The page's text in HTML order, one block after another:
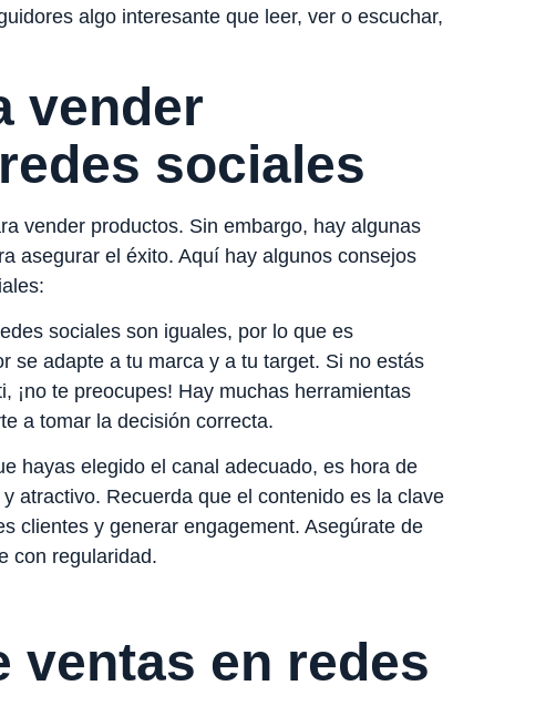
algo interesante que leer, ver o escuchar,
vender
sociales
vender productos. Sin embargo, hay algunas
asegurar el éxito. Aquí hay algunos consejos
sociales son iguales, por lo que es
se adapte a tu marca y a tu target. Si no estás
¡no te preocupes! Hay muchas herramientas
a tomar la decisión correcta.
hayas elegido el canal adecuado, es hora de
atractivo. Recuerda que el contenido es la clave
clientes y generar engagement. Asegúrate de
con regularidad.
ventas en redes